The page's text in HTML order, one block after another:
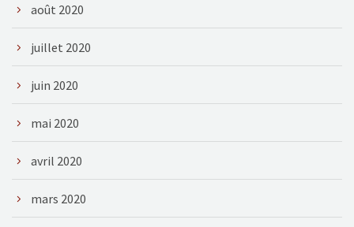
août 2020
juillet 2020
juin 2020
mai 2020
avril 2020
mars 2020